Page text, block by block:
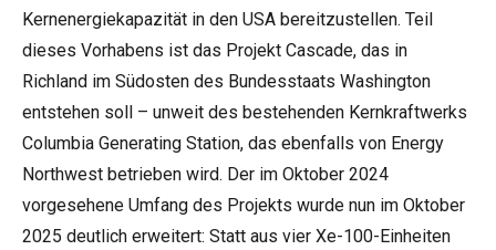
Kernenergiekapazität in den USA bereitzustellen. Teil
dieses Vorhabens ist das Projekt Cascade, das in
Richland im Südosten des Bundesstaats Washington
entstehen soll – unweit des bestehenden Kernkraftwerks
Columbia Generating Station, das ebenfalls von Energy
Northwest betrieben wird. Der im Oktober 2024
vorgesehene Umfang des Projekts wurde nun im Oktober
2025 deutlich erweitert: Statt aus vier Xe-100-Einheiten